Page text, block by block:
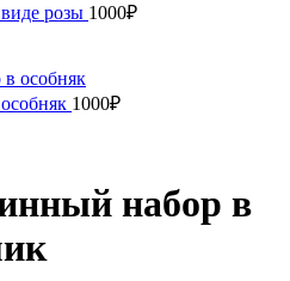
розы 1000₽
1000₽
набор в